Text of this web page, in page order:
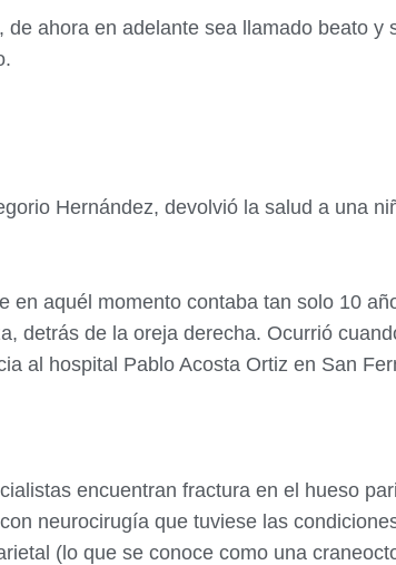
ahora en adelante sea llamado beato
Hernández, devolvió la salud a una
en aquél momento contaba tan solo 10
detrás de la oreja derecha. Ocurrió
al hospital Pablo Acosta Ortiz en San
encuentran fractura en el hueso
neurocirugía que tuviese las
(lo que se conoce como una